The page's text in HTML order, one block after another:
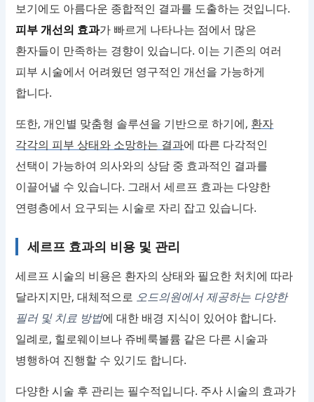
보기에도 아름다운 종합적인 결과를 도출하는 것입니다.
피부 개선의 효과가 빠르게 나타나는 점에서 많은
환자들이 만족하는 경향이 있습니다. 이는 기존의 여러
피부 시술에서 어려웠던 영구적인 개선을 가능하게
합니다.
또한, 개인별 맞춤형 솔루션을 기반으로 하기에, 환자
각각의 피부 상태와 소망하는 결과에 따른 다각적인
선택이 가능하여 의사와의 상담 중 효과적인 결과를
이끌어낼 수 있습니다. 그래서 세르프 효과는 다양한
연령층에서 요구되는 시술로 자리 잡고 있습니다.
세르프 효과의 비용 및 관리
세르프 시술의 비용은 환자의 상태와 필요한 처치에 따라
달라지지만, 대체적으로 오드의원에서 제공하는 다양한
필러 및 치료 방법에 대한 배경 지식이 있어야 합니다.
일례로, 힐로웨이브나 쥬베룩볼륨 같은 다른 시술과
병행하여 진행할 수 있기도 합니다.
다양한 시술 후 관리는 필수적입니다. 주사 시술의 효과가